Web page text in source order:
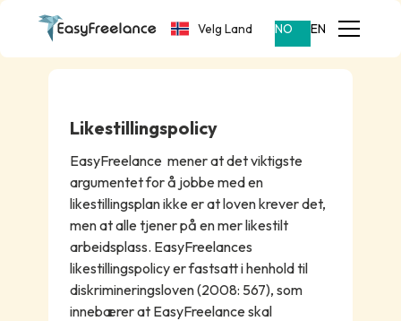
Velg Land NO EN
Likestillingspolicy
EasyFreelance mener at det viktigste
argumentet for å jobbe med en
likestillingsplan ikke er at loven krever det,
men at alle tjener på en mer likestilt
arbeidsplass. EasyFreelances
likestillingspolicy er fastsatt i henhold til
diskrimineringsloven (2008: 567), som
innebærer at EasyFreelance skal